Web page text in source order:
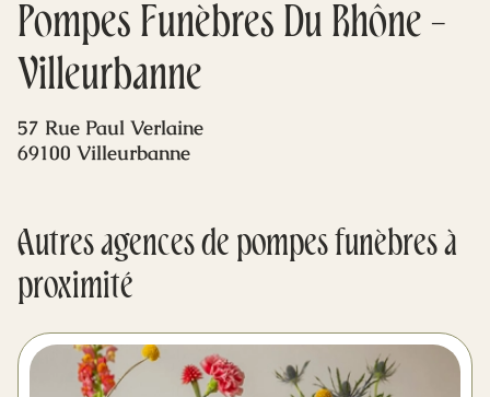
Pompes Funèbres Du Rhône -
Villeurbanne
57 Rue Paul Verlaine
69100 Villeurbanne
Autres agences de pompes funèbres à
proximité